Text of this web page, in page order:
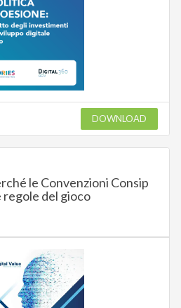
DOWNLOAD
le Convenzioni Consip
regole del gioco